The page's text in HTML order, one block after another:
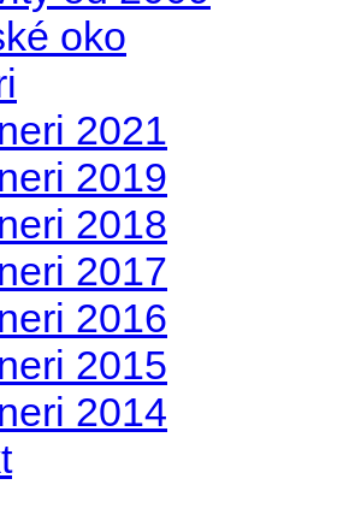
oko
2021
2019
2018
2017
2016
2015
2014